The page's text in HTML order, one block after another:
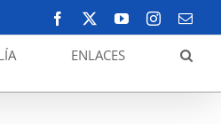
Facebook YouTubeInstagram
ENLACES
en el Estadio Pitín: